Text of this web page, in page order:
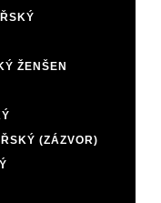
ŽENŠEN
(ZÁZVOR)